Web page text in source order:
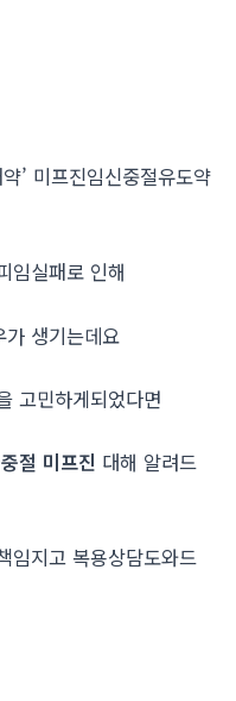
’ 미프진임신중절유도약
임실패로 인해
생기는데요
고민하게되었다면
절 미프진 대해 알려드
임지고 복용상담도와드